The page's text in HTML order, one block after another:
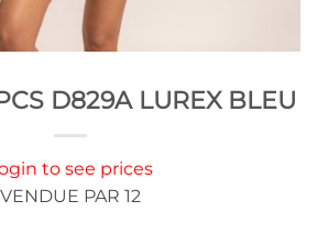
D829A LUREX BLEU
to see prices
VENDUE PAR 12